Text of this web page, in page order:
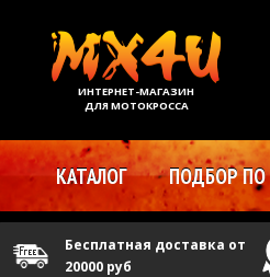
ИНТЕРНЕТ-МАГАЗИН
ДЛЯ МОТОКРОССА
КАТАЛОГ ПОДБОР
Бесплатная доставка от
20000 руб